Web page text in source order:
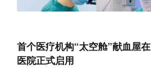
首个医疗机构“太空舱”献血屋
医院正式启用